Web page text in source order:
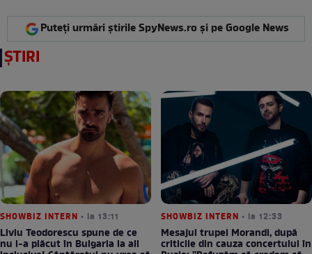
Puteți urmări știrile SpyNews.ro și pe Google News
ȘTIRI
SHOWBIZ INTERN • la 13:11
Liviu Teodorescu spune de ce
nu i-a plăcut în Bulgaria la all
SHOWBIZ INTERN • la 12:33
Mesajul trupei Morandi, după
criticile din cauza concertului în